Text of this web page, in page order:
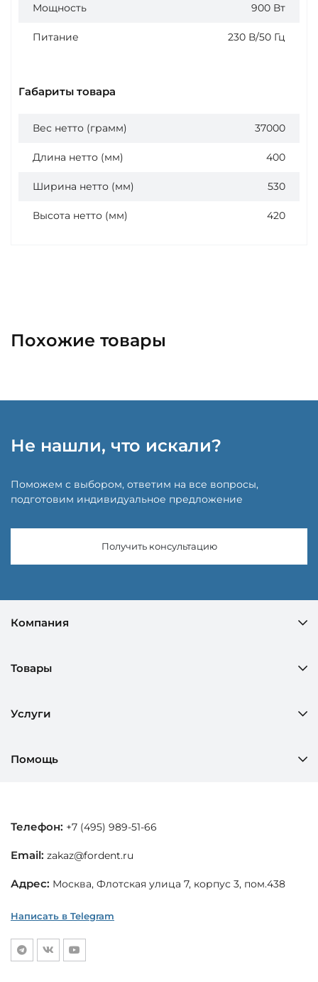
Мощность 900 Вт
Питание 230 В/50 Гц
Габариты товара
Вес нетто (грамм) 37000
Длина нетто (мм) 400
Ширина нетто (мм) 530
Высота нетто (мм) 420
Похожие товары
Не нашли, что искали?
Поможем с выбором, ответим на все вопросы,
подготовим индивидуальное предложение
Получить консультацию
Компания
Товары
Услуги
Помощь
Телефон: +7 (495) 989-51-66
Email: zakaz@fordent.ru
Адрес: Москва, Флотская улица 7, корпус 3, пом.438
Написать в Telegram